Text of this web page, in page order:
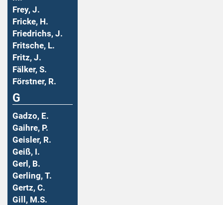
Frey, J.
Fricke, H.
Friedrichs, J.
Fritsche, L.
Fritz, J.
Fälker, S.
Förstner, R.
G
Gadzo, E.
Gaihre, P.
Geisler, R.
Geiß, I.
Gerl, B.
Gerling, T.
Gertz, C.
Gill, M.S.